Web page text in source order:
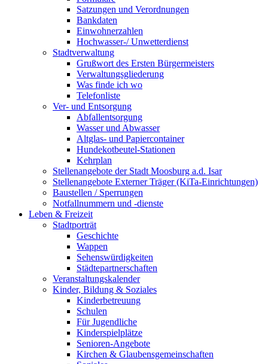
Satzungen und Verordnungen
Bankdaten
Einwohnerzahlen
Hochwasser-/ Unwetterdienst
Stadtverwaltung
Grußwort des Ersten Bürgermeisters
Verwaltungsgliederung
Was finde ich wo
Telefonliste
Ver- und Entsorgung
Abfallentsorgung
Wasser und Abwasser
Altglas- und Papiercontainer
Hundekotbeutel-Stationen
Kehrplan
Stellenangebote der Stadt Moosburg a.d. Isar
Stellenangebote Externer Träger (KiTa-Einrichtungen)
Baustellen / Sperrungen
Notfallnummern und -dienste
Leben & Freizeit
Stadtporträt
Geschichte
Wappen
Sehenswürdigkeiten
Städtepartnerschaften
Veranstaltungskalender
Kinder, Bildung & Soziales
Kinderbetreuung
Schulen
Für Jugendliche
Kinderspielplätze
Senioren-Angebote
Kirchen & Glaubensgemeinschaften